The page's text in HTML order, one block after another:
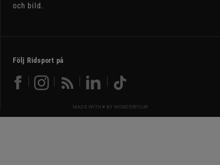
och bild.
Följ Ridsport på
MADE WITH ♥ BY WONDERFOUR